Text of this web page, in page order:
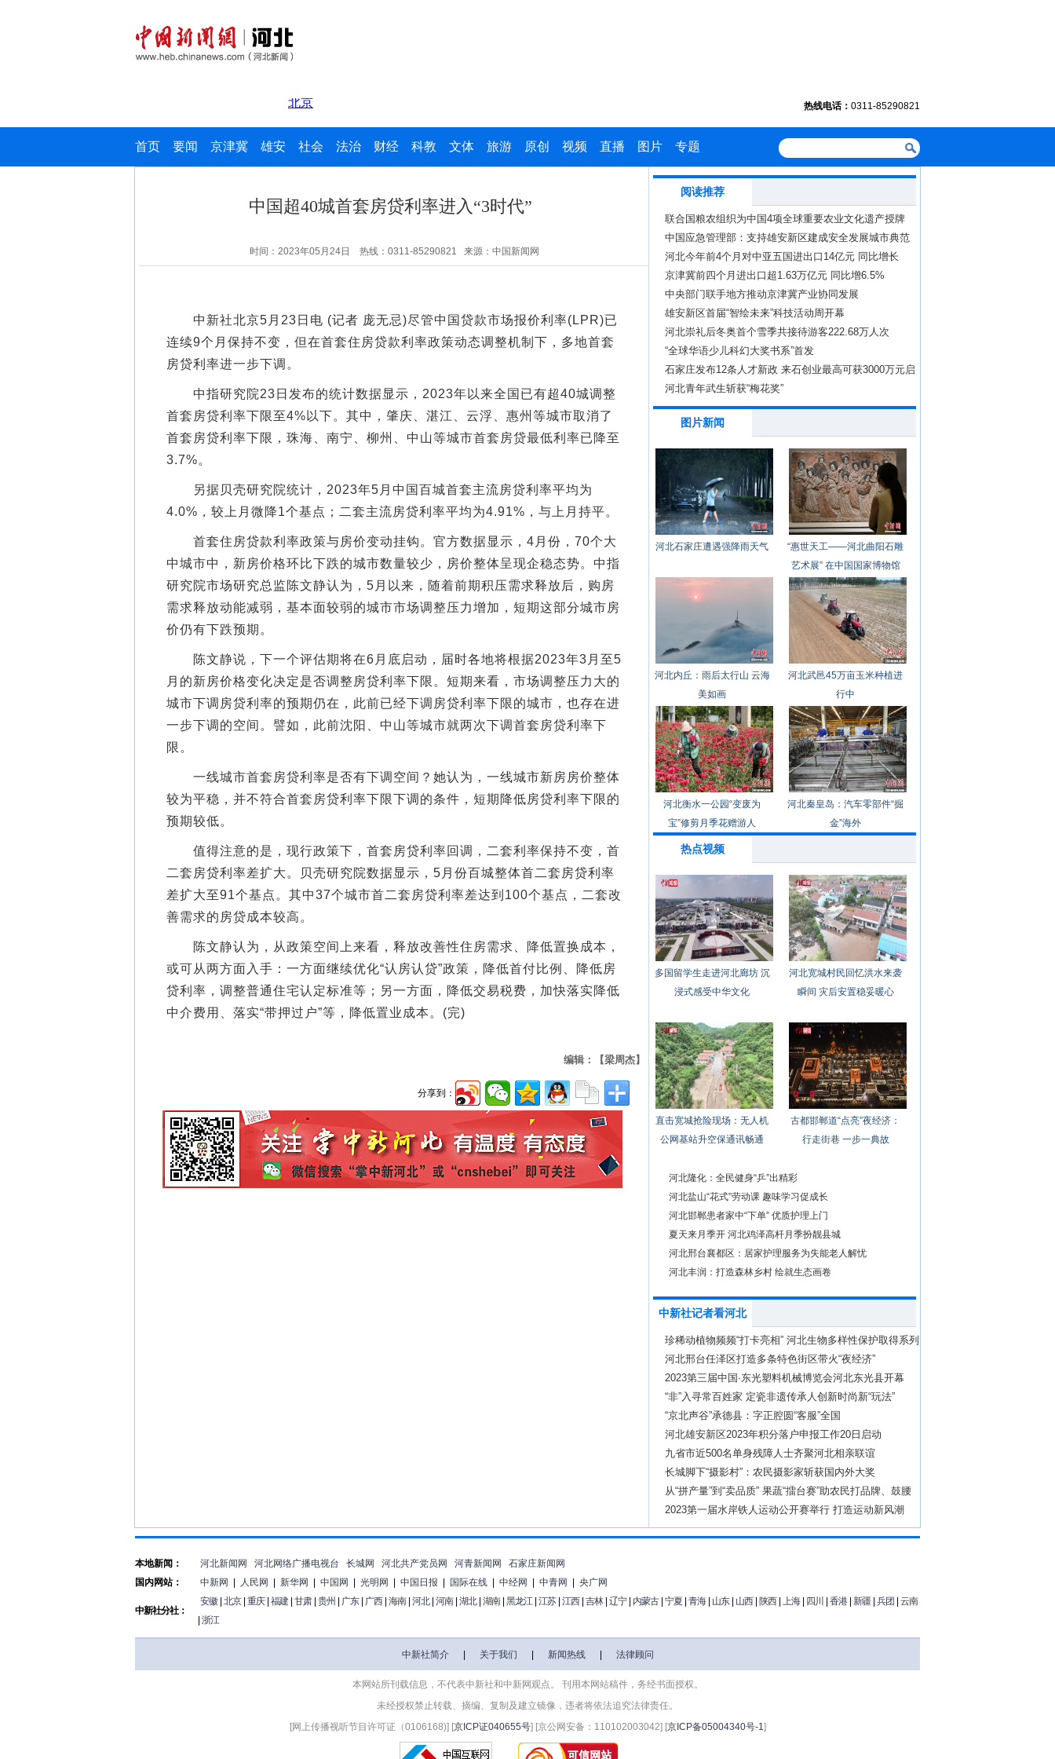
热线电话： 0311-85290821
首页 要闻 京津冀 雄安 社会 法治 财经 科教 文体 旅游 原创 视频 直播 图片 专题
中国超40城首套房贷利率进入“3时代”
时间：2023年05月24日 热线：0311-85290821 来源：中国新闻网
中新社北京5月23日电 (记者 庞无忌)尽管中国贷款市场报价利率(LPR)已
连续9个月保持不变，但在首套住房贷款利率政策动态调整机制下，多地首套
房贷利率进一步下调。
中指研究院23日发布的统计数据显示，2023年以来全国已有超40城调整
首套房贷利率下限至4%以下。其中，肇庆、湛江、云浮、惠州等城市取消了
首套房贷利率下限，珠海、南宁、柳州、中山等城市首套房贷最低利率已降至
3.7%。
另据贝壳研究院统计，2023年5月中国百城首套主流房贷利率平均为
4.0%，较上月微降1个基点；二套主流房贷利率平均为4.91%，与上月持平。
首套住房贷款利率政策与房价变动挂钩。官方数据显示，4月份，70个大
中城市中，新房价格环比下跌的城市数量较少，房价整体呈现企稳态势。中指
研究院市场研究总监陈文静认为，5月以来，随着前期积压需求释放后，购房
需求释放动能减弱，基本面较弱的城市市场调整压力增加，短期这部分城市房
价仍有下跌预期。
陈文静说，下一个评估期将在6月底启动，届时各地将根据2023年3月至5
月的新房价格变化决定是否调整房贷利率下限。短期来看，市场调整压力大的
城市下调房贷利率的预期仍在，此前已经下调房贷利率下限的城市，也存在进
一步下调的空间。譬如，此前沈阳、中山等城市就两次下调首套房贷利率下
限。
一线城市首套房贷利率是否有下调空间？她认为，一线城市新房房价整体
较为平稳，并不符合首套房贷利率下限下调的条件，短期降低房贷利率下限的
预期较低。
值得注意的是，现行政策下，首套房贷利率回调，二套利率保持不变，首
二套房贷利率差扩大。贝壳研究院数据显示，5月份百城整体首二套房贷利率
差扩大至91个基点。其中37个城市首二套房贷利率差达到100个基点，二套改
善需求的房贷成本较高。
陈文静认为，从政策空间上来看，释放改善性住房需求、降低置换成本，
或可从两方面入手：一方面继续优化“认房认贷”政策，降低首付比例、降低房
贷利率，调整普通住宅认定标准等；另一方面，降低交易税费，加快落实降低
中介费用、落实“带押过户”等，降低置业成本。(完)
编辑：【梁周杰】
分享到：
阅读推荐
联合国粮农组织为中国4项全球重要农业文化遗产授牌
中国应急管理部：支持雄安新区建成安全发展城市典范
河北今年前4个月对中亚五国进出口14亿元 同比增长
31.9%
京津冀前四个月进出口超1.63万亿元 同比增6.5%
中央部门联手地方推动京津冀产业协同发展
雄安新区首届“智绘未来”科技活动周开幕
河北崇礼后冬奥首个雪季共接待游客222.68万人次
“全球华语少儿科幻大奖书系”首发
石家庄发布12条人才新政 来石创业最高可获3000万元启
动资金
河北青年武生斩获“梅花奖”
图片新闻
河北石家庄遭遇强降雨天气
“惠世天工——河北曲阳石雕
艺术展” 在中国国家博物馆
开幕
河北内丘：雨后太行山 云海
美如画
河北武邑45万亩玉米种植进
行中
河北衡水一公园“变废为
宝”修剪月季花赠游人
河北秦皇岛：汽车零部件“掘
金”海外
热点视频
多国留学生走进河北廊坊 沉
浸式感受中华文化
河北宽城村民回忆洪水来袭
瞬间 灾后安置稳妥暖心
直击宽城抢险现场：无人机
公网基站升空保通讯畅通
古都邯郸道“点亮”夜经济：
行走街巷 一步一典故
河北隆化：全民健身“乒”出精彩
河北盐山“花式”劳动课 趣味学习促成长
河北邯郸患者家中“下单” 优质护理上门
夏天来月季开 河北鸡泽高杆月季扮靓县城
河北邢台襄都区：居家护理服务为失能老人解忧
河北丰润：打造森林乡村 绘就生态画卷
中新社记者看河北
珍稀动植物频频“打卡亮相” 河北生物多样性保护取得系列
新成效
河北邢台任泽区打造多条特色街区带火“夜经济”
2023第三届中国·东光塑料机械博览会河北东光县开幕
“非”入寻常百姓家 定瓷非遗传承人创新时尚新“玩法”
“京北声谷”承德县：字正腔圆“客服”全国
河北雄安新区2023年积分落户申报工作20日启动
九省市近500名单身残障人士齐聚河北相亲联谊
长城脚下“摄影村”：农民摄影家斩获国内外大奖
从“拼产量”到“卖品质” 果蔬“擂台赛”助农民打品牌、鼓腰
包
2023第一届水岸铁人运动公开赛举行 打造运动新风潮
本地新闻： 河北新闻网 河北网络广播电视台 长城网 河北共产党员网 河青新闻网
石家庄新闻网
国内网站：
中新网 人民网 新华网 中国网 光明网 中国日报 国际在线 中经网 中青网 央广网
中新社分社：
安徽 北京 重庆 福建 甘肃 贵州 广东 广西 海南 河北 河南 湖北 湖南 黑龙江 江苏 江西 吉林 辽宁 内蒙古 宁夏 青海 山东 山西 陕西 上海 四川 香港 新疆 兵团
云南
浙江
中新社简介| 关于我们 新闻热线| 法律顾问
本网站所刊载信息，不代表中新社和中新网观点。 刊用本网站稿件，务经书面授权。
未经授权禁止转载、摘编、复制及建立镜像，违者将依法追究法律责任。
[网上传播视听节目许可证（0106168)] [京ICP证040655号] [京公网安备：110102003042] [京ICP备05004340号-1]